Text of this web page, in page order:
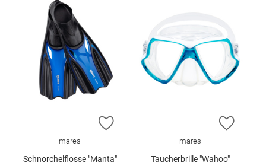
ZUR WUNSCHLISTE HINZUFÜGEN
mares
Schnorchelflosse "Manta"
ZUR
mares
Taucherbrille "Wahoo"